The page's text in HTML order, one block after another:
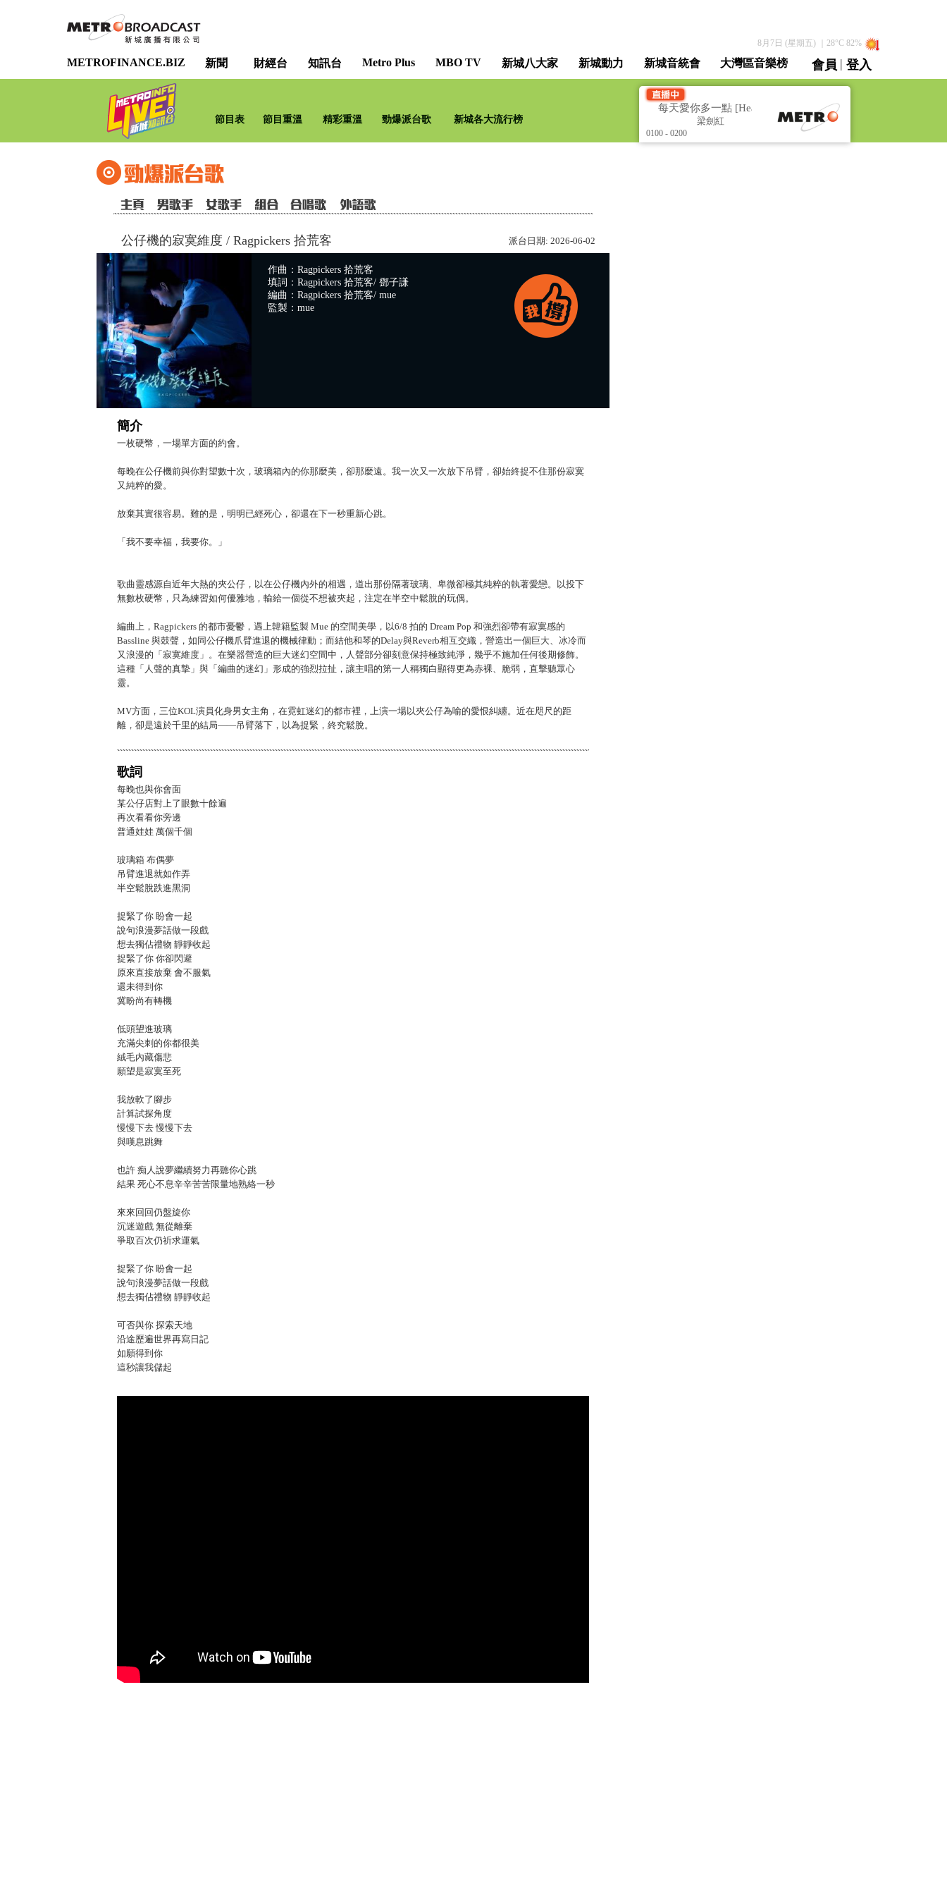
8月7日 (星期五)｜ 28°C 82%
METROFINANCE.BIZ 新聞 財經台 知訊台 Metro Plus MBO TV 新城八大家 新城動力 新城音統會 大灣區音樂榜 會員 | 登入
直播 / 重溫
節目表 節目重溫 精彩重溫 勁爆派台歌 新城各大流行榜
每天愛你多一點 [Heal the World] 每天愛你多一點 [Heal
梁劍紅 梁劍紅
0100 - 0200
公仔機的寂寞維度 / Ragpickers 拾荒客 派台日期: 2026-06-02
作曲：Ragpickers 拾荒客
填詞：Ragpickers 拾荒客/ 鄧子謙
編曲：Ragpickers 拾荒客/ mue
監製：mue
簡介
一枚硬幣，一場單方面的約會。
每晚在公仔機前與你對望數十次，玻璃箱內的你那麼美，卻那麼遠。我一次又一次放下吊臂，卻始終捉不住那份寂寞
又純粹的愛。
放棄其實很容易。難的是，明明已經死心，卻還在下一秒重新心跳。
「我不要幸福，我要你。」
歌曲靈感源自近年大熱的夾公仔，以在公仔機內外的相遇，道出那份隔著玻璃、卑微卻極其純粹的執著愛戀。以投下
無數枚硬幣，只為練習如何優雅地，輸給一個從不想被夾起，注定在半空中鬆脫的玩偶。
編曲上，Ragpickers 的都市憂鬱，遇上韓籍監製 Mue 的空間美學，以6/8 拍的 Dream Pop 和強烈卻帶有寂寞感的
Bassline 與鼓聲，如同公仔機爪臂進退的機械律動；而結他和琴的Delay與Reverb相互交織，營造出一個巨大、冰冷而
又浪漫的「寂寞維度」。在樂器營造的巨大迷幻空間中，人聲部分卻刻意保持極致純淨，幾乎不施加任何後期修飾。
這種「人聲的真摯」與「編曲的迷幻」形成的強烈拉扯，讓主唱的第一人稱獨白顯得更為赤裸、脆弱，直擊聽眾心
靈。
MV方面，三位KOL演員化身男女主角，在霓虹迷幻的都市裡，上演一場以夾公仔為喻的愛恨糾纏。近在咫尺的距
離，卻是遠於千里的結局——吊臂落下，以為捉緊，終究鬆脫。
歌詞
每晚也與你會面
某公仔店對上了眼數十餘遍
再次看看你旁邊
普通娃娃 萬個千個
玻璃箱 布偶夢
吊臂進退就如作弄
半空鬆脫跌進黑洞
捉緊了你 盼會一起
說句浪漫夢話做一段戲
想去獨佔禮物 靜靜收起
捉緊了你 你卻閃避
原來直接放棄 會不服氣
還未得到你
冀盼尚有轉機
低頭望進玻璃
充滿尖刺的你都很美
絨毛內藏傷悲
願望是寂寞至死
我放軟了腳步
計算試探角度
慢慢下去 慢慢下去
與嘆息跳舞
也許 痴人說夢繼續努力再聽你心跳
結果 死心不息辛辛苦苦限量地熟絡一秒
來來回回仍盤旋你
沉迷遊戲 無從離棄
爭取百次仍祈求運氣
捉緊了你 盼會一起
說句浪漫夢話做一段戲
想去獨佔禮物 靜靜收起
可否與你 探索天地
沿途歷遍世界再寫日記
如願得到你
這秒讓我儲起